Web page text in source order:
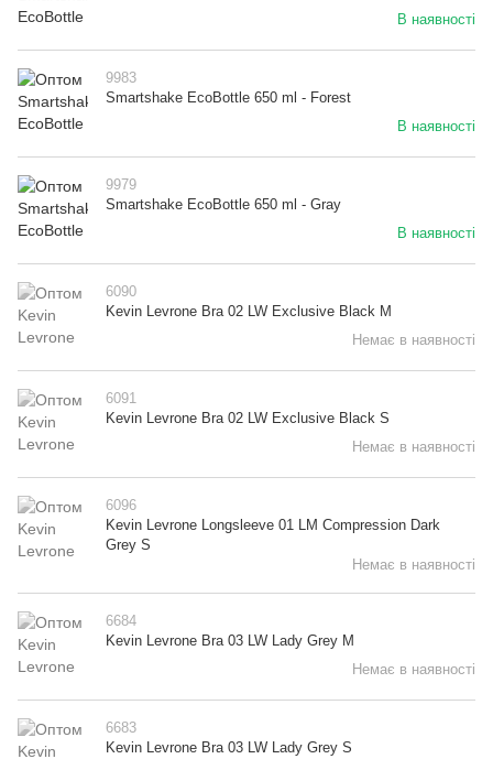
В наявності
9983
Smartshake EcoBottle 650 ml - Forest
В наявності
9979
Smartshake EcoBottle 650 ml - Gray
В наявності
6090
Kevin Levrone Bra 02 LW Exclusive Black M
Немає в наявності
6091
Kevin Levrone Bra 02 LW Exclusive Black S
Немає в наявності
6096
Kevin Levrone Longsleeve 01 LM Compression Dark
Grey S
Немає в наявності
6684
Kevin Levrone Bra 03 LW Lady Grey M
Немає в наявності
6683
Kevin Levrone Bra 03 LW Lady Grey S